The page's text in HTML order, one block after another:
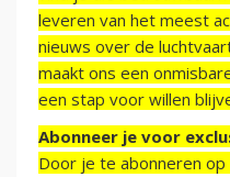
leveren van het meest
nieuws over de
maakt ons een
een stap voor willen
Abonneer je voor
Door je te abonneren op